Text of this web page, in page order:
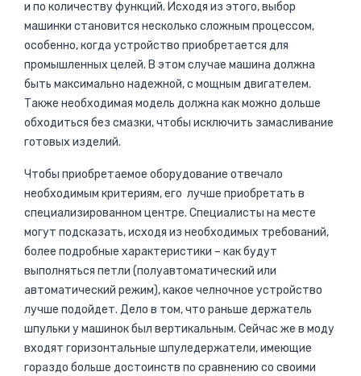
и по количеству функций. Исходя из этого, выбор
машинки становится несколько сложным процессом,
особенно, когда устройство приобретается для
промышленных целей. В этом случае машина должна
быть максимально надежной, с мощным двигателем.
Также необходимая модель должна как можно дольше
обходиться без смазки, чтобы исключить замасливание
готовых изделий.
Чтобы приобретаемое оборудование отвечало
необходимым критериям, его лучше приобретать в
специализированном центре. Специалисты на месте
могут подсказать, исходя из необходимых требований,
более подробные характеристики – как будут
выполняться петли (полуавтоматический или
автоматический режим), какое челночное устройство
лучше подойдет. Дело в том, что раньше держатель
шпульки у машинок был вертикальным. Сейчас же в моду
входят горизонтальные шпуледержатели, имеющие
гораздо больше достоинств по сравнению со своими